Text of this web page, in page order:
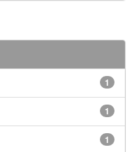
1
1
1